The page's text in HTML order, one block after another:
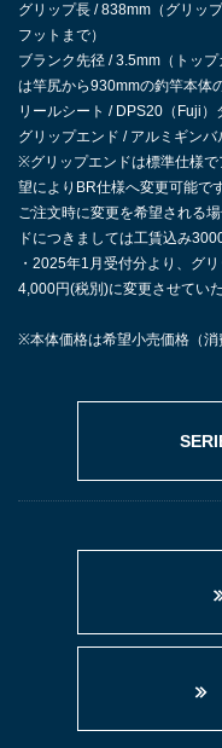
グリップ長 / 838mm（グリッ
フットまで）
ブランク先径 / 3.5mm（トッ
は竿尻から930mmの釣竿本体
リールシート / DPS20（Fuji）
グリップエンド / アルミギンバ
※グリップエンドは標準仕様
望によりBR仕様へ変更可能です
ご注文時に変更を希望される
ドにつきましては工賃込み
・2025年1月受付分より、グ
4,000円(税別)に変更させてい
※本体価格は希望小売価格（消